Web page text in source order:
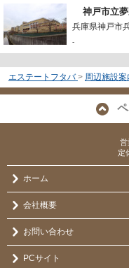
神戸市立
兵庫県神戸市
-
エステートフタバ > 周辺施設案
営
定
ホーム
会社概要
お問い合わせ
PCサイト